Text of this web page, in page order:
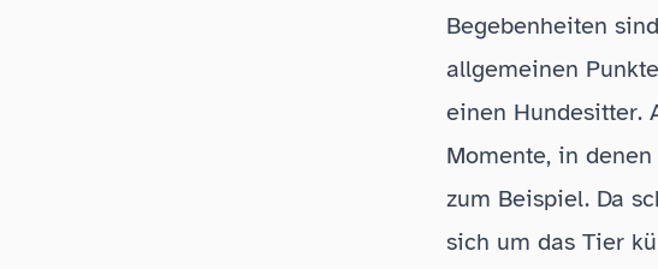
Begebenheiten
allgemeinen
einen Hundesitter.
Momente, in
zum Beispiel. Da
sich um das Tier